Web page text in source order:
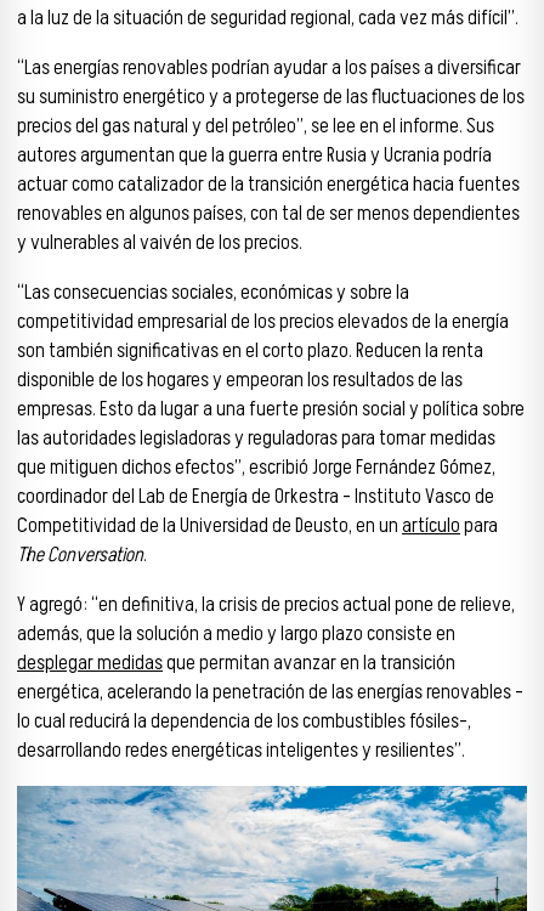
a la luz de la situación de seguridad regional, cada vez más difícil”.
“Las energías renovables podrían ayudar a los países a diversificar
su suministro energético y a protegerse de las fluctuaciones de los
precios del gas natural y del petróleo”, se lee en el informe. Sus
autores argumentan que la guerra entre Rusia y Ucrania podría
actuar como catalizador de la transición energética hacia fuentes
renovables en algunos países, con tal de ser menos dependientes
y vulnerables al vaivén de los precios.
“Las consecuencias sociales, económicas y sobre la
competitividad empresarial de los precios elevados de la energía
son también significativas en el corto plazo. Reducen la renta
disponible de los hogares y empeoran los resultados de las
empresas. Esto da lugar a una fuerte presión social y política sobre
las autoridades legisladoras y reguladoras para tomar medidas
que mitiguen dichos efectos”, escribió Jorge Fernández Gómez,
coordinador del Lab de Energía de Orkestra – Instituto Vasco de
Competitividad de la Universidad de Deusto, en unartículopara
The Conversation.
Y agregó: “en definitiva, la crisis de precios actual pone de relieve,
además, que la solución a medio y largo plazo consiste en
desplegar medidasque permitan avanzar en la transición
energética, acelerando la penetración de las energías renovables –
lo cual reducirá la dependencia de los combustibles fósiles–,
desarrollando redes energéticas inteligentes y resilientes”.